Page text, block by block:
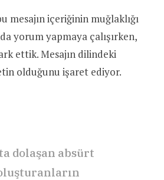
mesajın içeriğinin muğlaklığı
yorum yapmaya çalışırken,
ettik. Mesajın dilindeki
olduğunu işaret ediyor.
dolaşan absürt